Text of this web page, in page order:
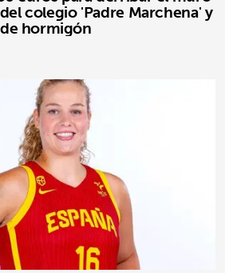
colegio 'Padre Marchena' y
hormigón